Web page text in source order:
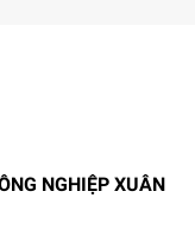
NGHIỆP XUÂN